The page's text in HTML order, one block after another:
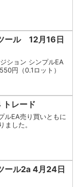
ール 12月16日
ション シンプルEA
円（0.1ロット）
レード
ルEA売り買いともに
ました。
ール2a 4月24日